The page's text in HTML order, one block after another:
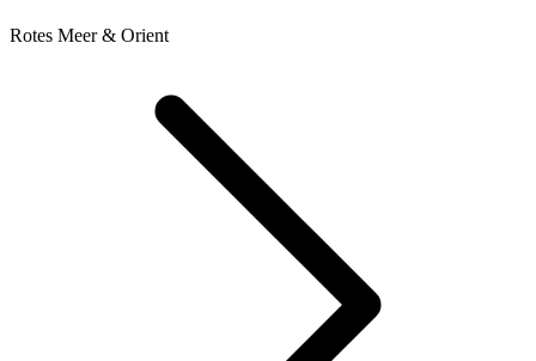
Rotes Meer & Orient